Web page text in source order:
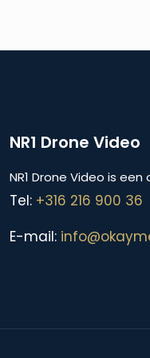
NR1 Drone Video
NR1 Drone Video is
Tel: +316 216 900 36
E-mail: